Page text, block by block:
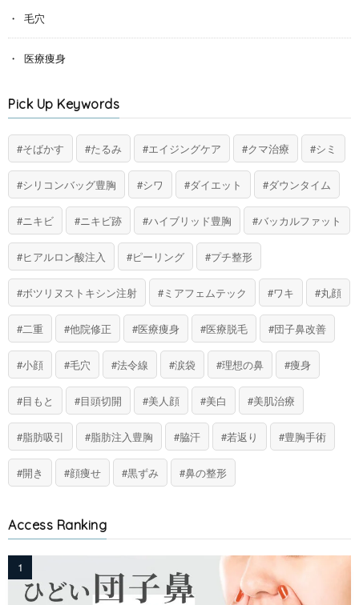
毛穴
医療痩身
Pick Up Keywords
そばかす たるみ エイジングケア クマ治療 シミ
シリコンバッグ豊胸 シワ ダイエット ダウンタイム
ニキビ ニキビ跡 ハイブリッド豊胸 バッカルファット
ヒアルロン酸注入 ピーリング プチ整形
ボツリヌストキシン注射 ミアフェムテック ワキ 丸顔
二重 他院修正 医療痩身 医療脱毛 団子鼻改善
小顔 毛穴 法令線 涙袋 理想の鼻 痩身
目もと 目頭切開 美人顔 美白 美肌治療
脂肪吸引 脂肪注入豊胸 脇汗 若返り 豊胸手術
開き 顔痩せ 黒ずみ 鼻の整形
Access Ranking